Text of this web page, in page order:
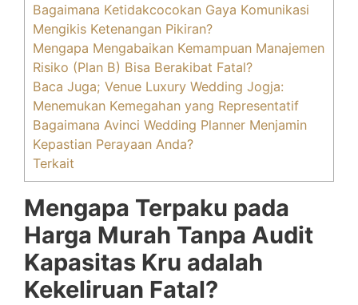
Bagaimana Ketidakcocokan Gaya Komunikasi
Mengikis Ketenangan Pikiran?
Mengapa Mengabaikan Kemampuan Manajemen
Risiko (Plan B) Bisa Berakibat Fatal?
Baca Juga; Venue Luxury Wedding Jogja:
Menemukan Kemegahan yang Representatif
Bagaimana Avinci Wedding Planner Menjamin
Kepastian Perayaan Anda?
Terkait
Mengapa Terpaku pada
Harga Murah Tanpa Audit
Kapasitas Kru adalah
Kekeliruan Fatal?